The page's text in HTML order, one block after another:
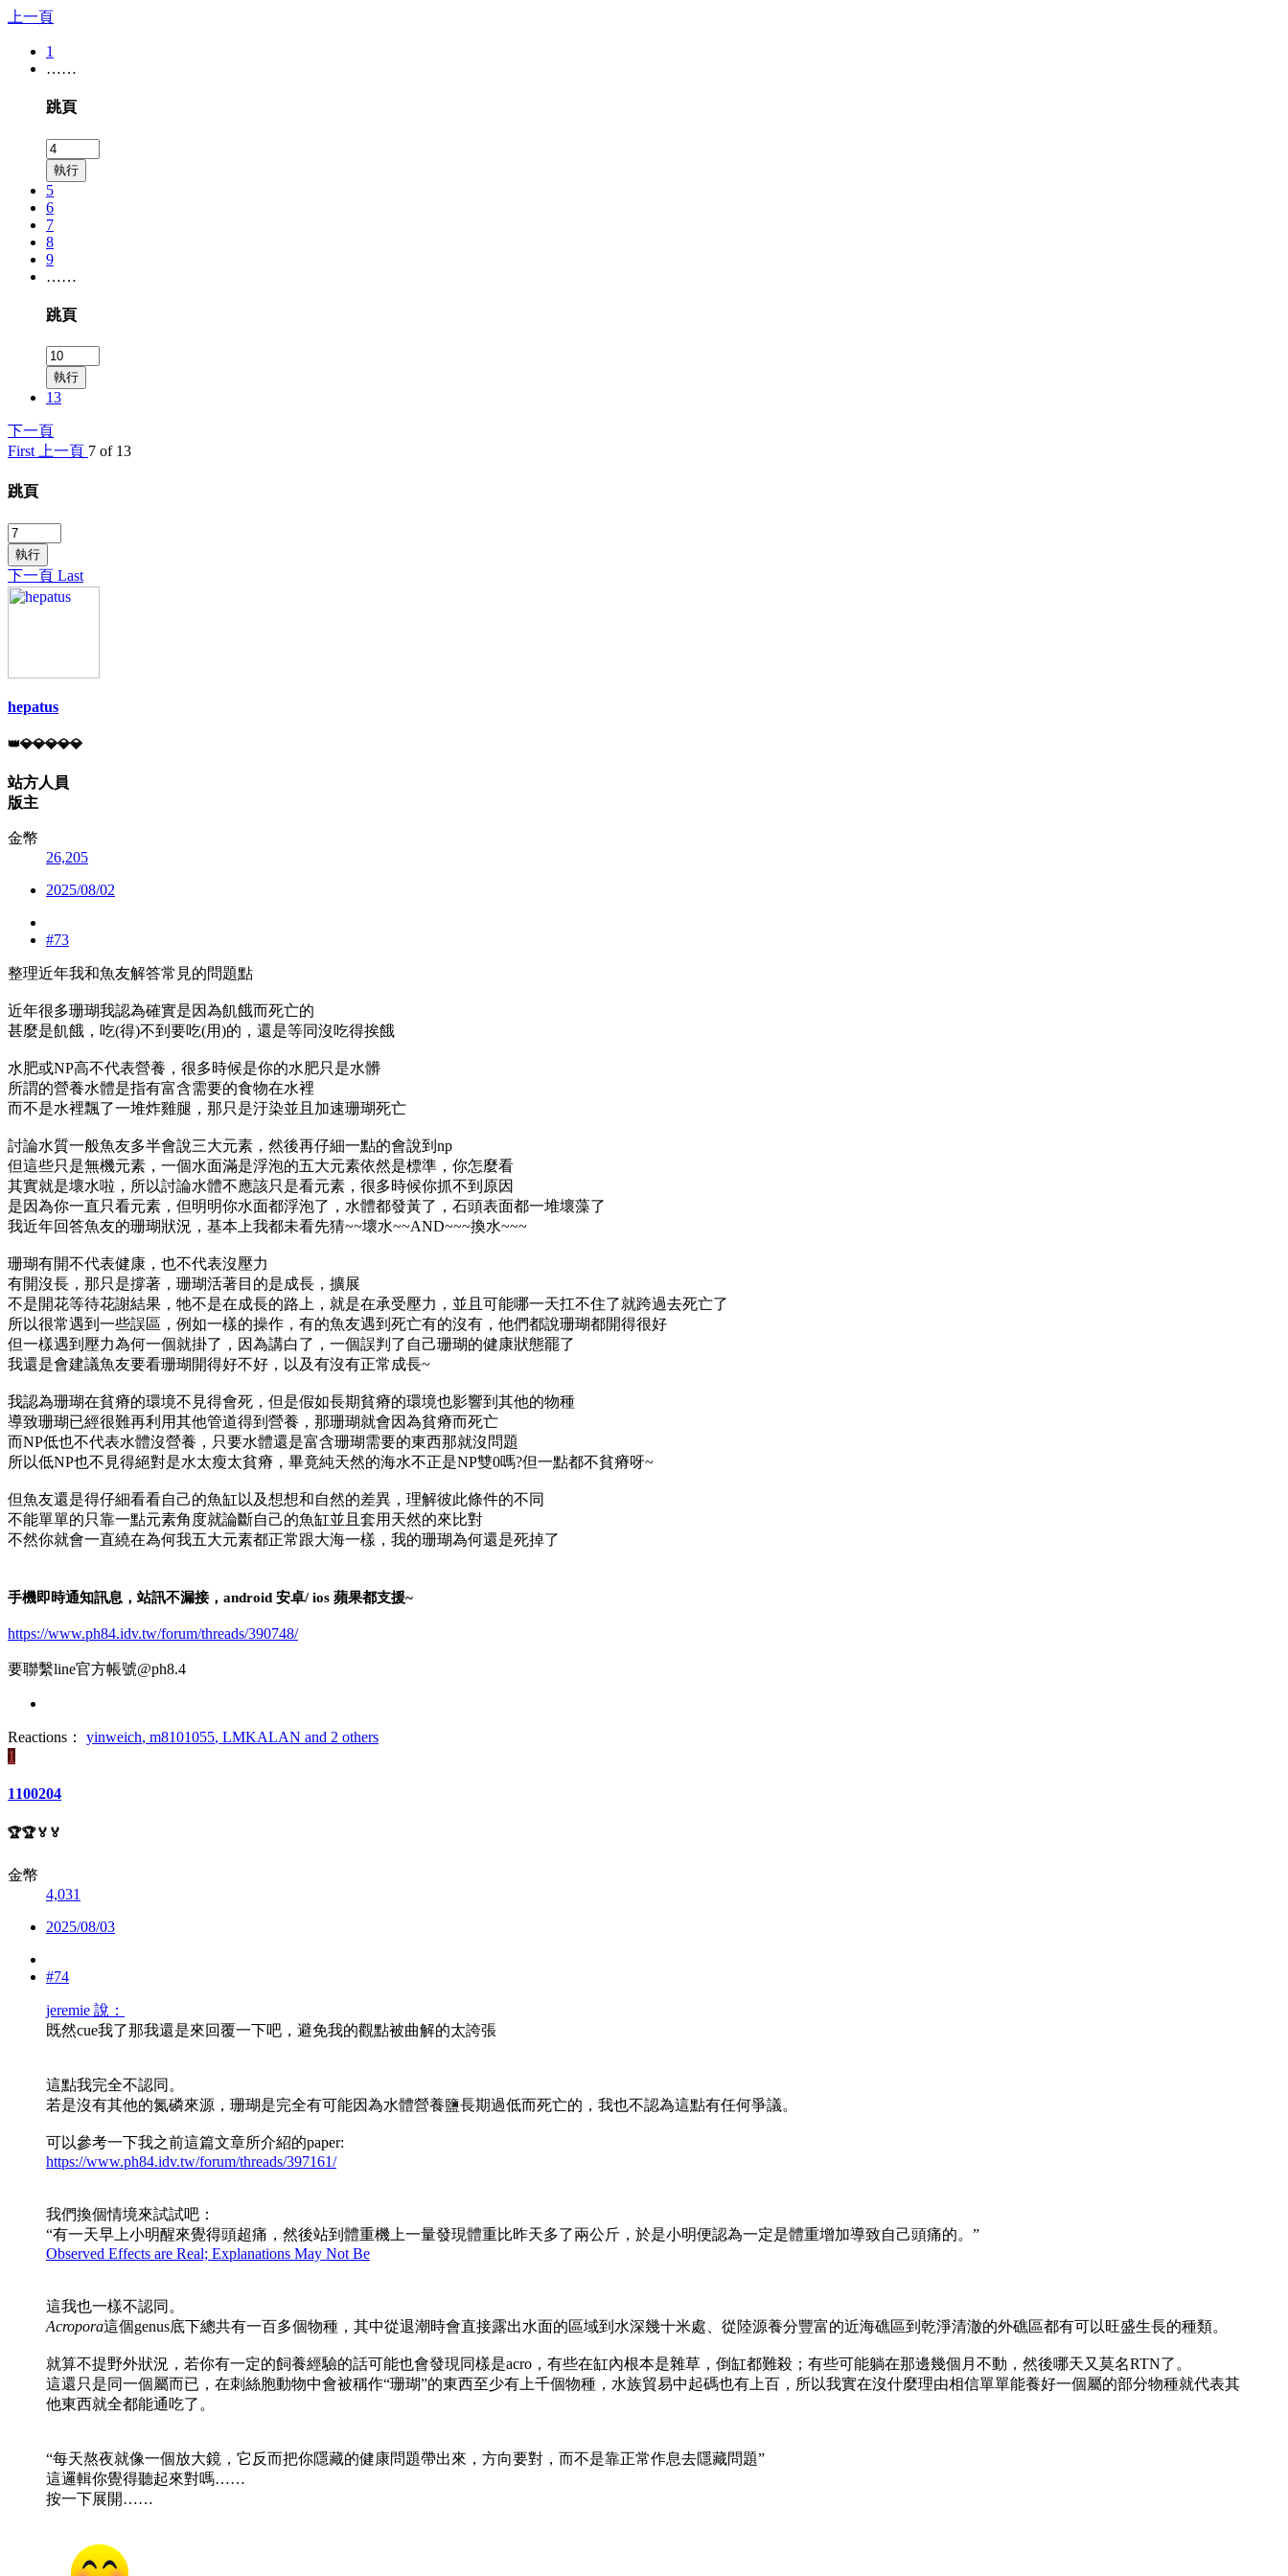
上一頁
1
……
跳頁
執行
5
6
7
8
9
……
跳頁
執行
13
下一頁
First
上一頁 7 of 13
跳頁
執行
下一頁 Last
hepatus
👑💎💎💎💎💎
站方人員
版主
金幣
26,205
2025/08/02
#73
整理近年我和魚友解答常見的問題點
近年很多珊瑚我認為確實是因為飢餓而死亡的
甚麼是飢餓，吃(得)不到要吃(用)的，還是等同沒吃得挨餓
水肥或NP高不代表營養，很多時候是你的水肥只是水髒
所謂的營養水體是指有富含需要的食物在水裡
而不是水裡飄了一堆炸雞腿，那只是汙染並且加速珊瑚死亡
討論水質一般魚友多半會說三大元素，然後再仔細一點的會說到np
但這些只是無機元素，一個水面滿是浮泡的五大元素依然是標準，你怎麼看
其實就是壞水啦，所以討論水體不應該只是看元素，很多時候你抓不到原因
是因為你一直只看元素，但明明你水面都浮泡了，水體都發黃了，石頭表面都一堆壞藻了
我近年回答魚友的珊瑚狀況，基本上我都未看先猜~~壞水~~AND~~~換水~~~
珊瑚有開不代表健康，也不代表沒壓力
有開沒長，那只是撐著，珊瑚活著目的是成長，擴展
不是開花等待花謝結果，牠不是在成長的路上，就是在承受壓力，並且可能哪一天扛不住了就跨過去死亡了
所以很常遇到一些誤區，例如一樣的操作，有的魚友遇到死亡有的沒有，他們都說珊瑚都開得很好
但一樣遇到壓力為何一個就掛了，因為講白了，一個誤判了自己珊瑚的健康狀態罷了
我還是會建議魚友要看珊瑚開得好不好，以及有沒有正常成長~
我認為珊瑚在貧瘠的環境不見得會死，但是假如長期貧瘠的環境也影響到其他的物種
導致珊瑚已經很難再利用其他管道得到營養，那珊瑚就會因為貧瘠而死亡
而NP低也不代表水體沒營養，只要水體還是富含珊瑚需要的東西那就沒問題
所以低NP也不見得絕對是水太瘦太貧瘠，畢竟純天然的海水不正是NP雙0嗎?但一點都不貧瘠呀~
但魚友還是得仔細看看自己的魚缸以及想想和自然的差異，理解彼此條件的不同
不能單單的只靠一點元素角度就論斷自己的魚缸並且套用天然的來比對
不然你就會一直繞在為何我五大元素都正常跟大海一樣，我的珊瑚為何還是死掉了
手機即時通知訊息，站訊不漏接，android 安卓/ ios 蘋果都支援~
https://www.ph84.idv.tw/forum/threads/390748/
要聯繫line官方帳號@ph8.4
Reactions： yinweich, m8101055, LMKALAN and 2 others
1
1100204
🏆🏆🏅🏅
金幣
4,031
2025/08/03
#74
jeremie 說：
既然cue我了那我還是來回覆一下吧，避免我的觀點被曲解的太誇張
這點我完全不認同。
若是沒有其他的氮磷來源，珊瑚是完全有可能因為水體營養鹽長期過低而死亡的，我也不認為這點有任何爭議。
可以參考一下我之前這篇文章所介紹的paper:
https://www.ph84.idv.tw/forum/threads/397161/
我們換個情境來試試吧：
“有一天早上小明醒來覺得頭超痛，然後站到體重機上一量發現體重比昨天多了兩公斤，於是小明便認為一定是體重增加導致自己頭痛的。”
Observed Effects are Real; Explanations May Not Be
這我也一樣不認同。
Acropora這個genus底下總共有一百多個物種，其中從退潮時會直接露出水面的區域到水深幾十米處、從陸源養分豐富的近海礁區到乾淨清澈的外礁區都有可以旺盛生長的種類。
就算不提野外狀況，若你有一定的飼養經驗的話可能也會發現同樣是acro，有些在缸內根本是雜草，倒缸都難殺；有些可能躺在那邊幾個月不動，然後哪天又莫名RTN了。
這還只是同一個屬而已，在刺絲胞動物中會被稱作“珊瑚”的東西至少有上千個物種，水族貿易中起碼也有上百，所以我實在沒什麼理由相信單單能養好一個屬的部分物種就代表其
他東西就全都能通吃了。
“每天熬夜就像一個放大鏡，它反而把你隱藏的健康問題帶出來，方向要對，而不是靠正常作息去隱藏問題”
這邏輯你覺得聽起來對嗎……
按一下展開……